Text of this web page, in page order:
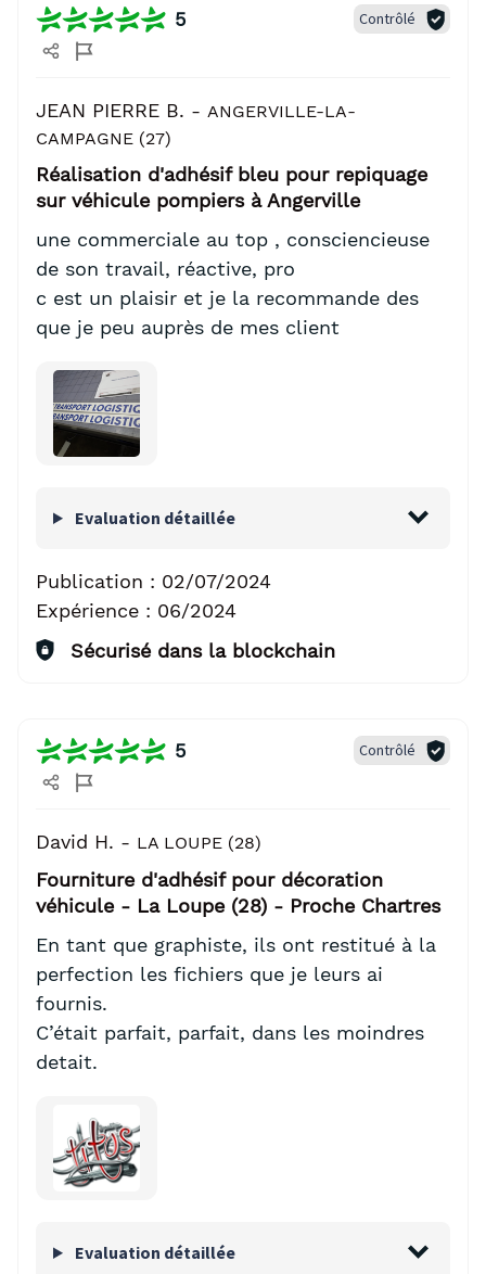
5 Contrôlé
JEAN PIERRE B. - ANGERVILLE-LA-
CAMPAGNE (27)
Réalisation d'adhésif bleu pour repiquage
sur véhicule pompiers à Angerville
une commerciale au top , consciencieuse
de son travail, réactive, pro
c est un plaisir et je la recommande des
que je peu auprès de mes client
Evaluation détaillée
Publication : 02/07/2024
Expérience : 06/2024
Sécurisé dans la blockchain
5 Contrôlé
David H. - LA LOUPE (28)
Fourniture d'adhésif pour décoration
véhicule - La Loupe (28) - Proche Chartres
En tant que graphiste, ils ont restitué à la
perfection les fichiers que je leurs ai
fournis.
C’était parfait, parfait, dans les moindres
detait.
Evaluation détaillée